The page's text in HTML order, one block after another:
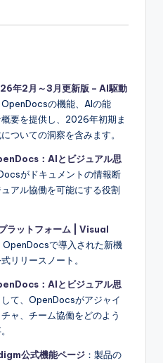
年2月～3月更新版 – AI駆動
OpenDocsの機能、AIの能
要を提供し、2026年初期ま
ついての洞察を含みます。
：AIとビジュアル思
がドキュメントの情報断
アル協働を可能にする役割
ラットフォーム | Visual
OpenDocsで導入された新機
リリースノート。
：AIとビジュアル思
して、OpenDocsがアジャイ
ャ、チーム協働をどのよう
公式機能ページ ：製品の